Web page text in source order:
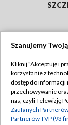
Abonament
Emisja w TVP
Szanujemy
Kliknij "Akceptuję i
korzystanie z
dostęp do informacji
przechowywanie
nas, czyli Telewizję
Zaufanych
Partnerów TVP (93